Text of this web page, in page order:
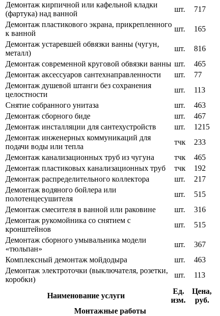
Демонтаж кирпичной или кафельной кладки
(фартука) над ванной
шт.
717
Демонтаж пластикового экрана, прикрепленного
к ванной
шт.
165
Демонтаж устаревшей обвязки ванны (чугун,
металл)
шт.
816
Демонтаж современной круговой обвязки ванны шт.
465
Демонтаж аксессуаров сантехнаправленности
шт.
77
Демонтаж душевой штанги без сохранения
целостности
шт.
113
Снятие собранного унитаза
шт.
463
Демонтаж сборного биде
шт.
467
Демонтаж инсталляции для сантехустройств
шт.
1215
Демонтаж инженерных коммуникаций для
подачи воды или тепла
тчк
233
Демонтаж канализационных труб из чугуна
тчк
465
Демонтаж пластиковых канализационных труб
тчк
192
Демонтаж распределительного коллектора
шт.
217
Демонтаж водяного бойлера или
полотенцесушителя
шт.
515
Демонтаж смесителя в ванной или раковине
шт.
316
Демонтаж рукомойника со снятием с
кронштейнов
шт.
515
Демонтаж сборного умывальника модели
«тюльпан»
шт.
367
Комплексный демонтаж мойдодыра
шт.
463
Демонтаж электроточки (выключателя, розетки,
коробки)
шт. 113
Наименование услуги
Ед.
изм.
Цена,
руб.
Монтажные работы